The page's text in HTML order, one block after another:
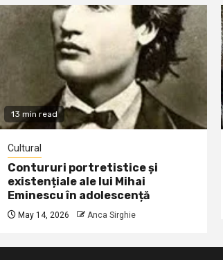
13 min read
Cultural
Contururi portretistice și
existențiale ale lui Mihai
Eminescu în adolescență
May 14, 2026 Anca Sirghie